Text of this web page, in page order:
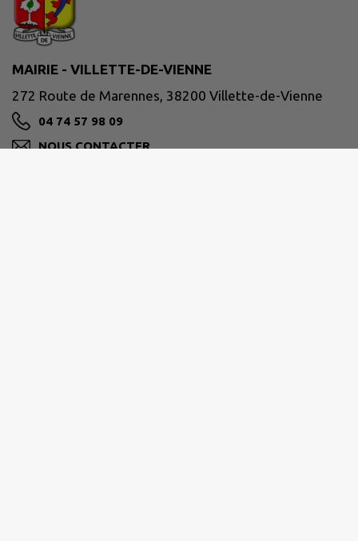
MAIRIE - VILLETTE-DE-VIENNE
272 Route de Marennes, 38200 Villette-de-Vienne
04 74 57 98 09
NOUS CONTACTER